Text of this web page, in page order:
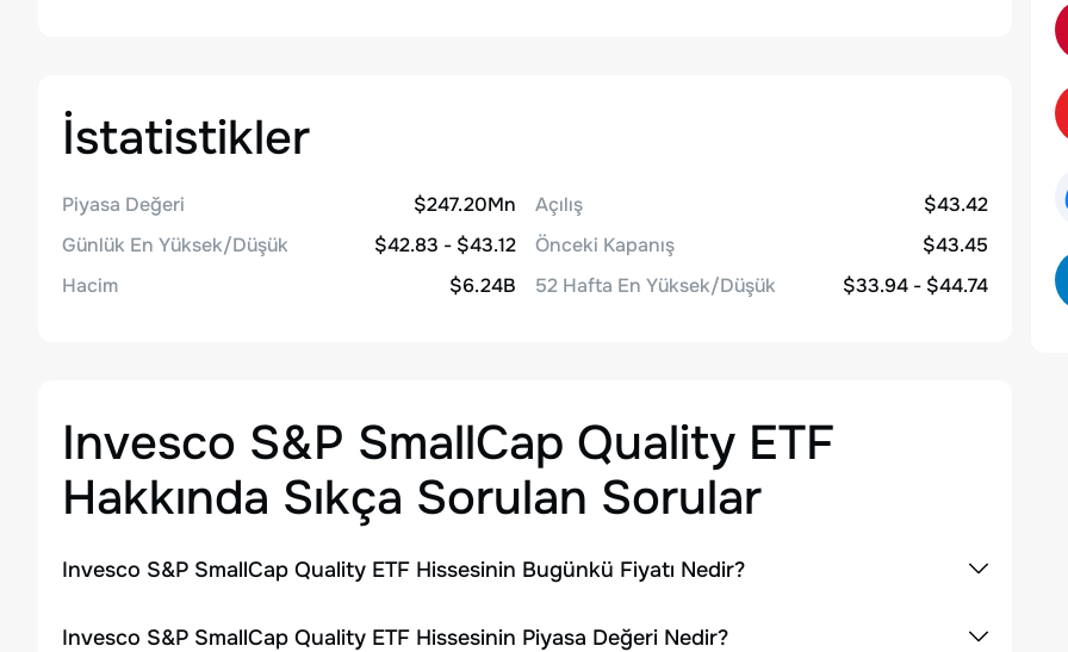
İstatistikler
Piyasa Değeri
$247.20Mn
Günlük En Yüksek/Düşük
$42.83 - $43.12
Hacim
$6.24B
Açılış
$43.42
Önceki Kapanış
$43.45
52 Hafta En Yüksek/Düşük
$33.94 - $44.74
Invesco S&P SmallCap Quality ETF
Hakkında Sıkça Sorulan Sorular
Invesco S&P SmallCap Quality ETF Hissesinin Bugünkü Fiyatı Nedir?
Invesco S&P SmallCap Quality ETF Hissesinin Piyasa Değeri Nedir?